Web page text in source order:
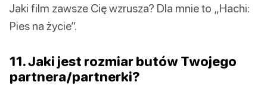
Jaki film zawsze Cię wzrusza? Dla mnie to „Hachi:
Pies na życie”.
11. Jaki jest rozmiar butów Twojego
partnera/partnerki?